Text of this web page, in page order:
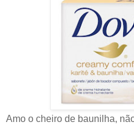
Amo o cheiro de baunilha,